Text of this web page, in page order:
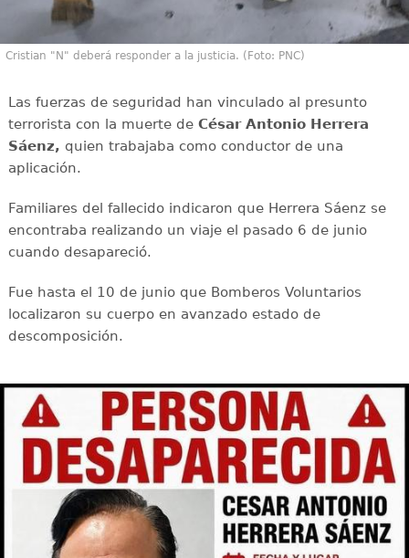
Cristian "N" deberá responder a la justicia. (Foto: PNC)
Las fuerzas de seguridad han vinculado al presunto
terrorista con la muerte de César Antonio Herrera
Sáenz, quien trabajaba como conductor de una
aplicación.
Familiares del fallecido indicaron que Herrera Sáenz se
encontraba realizando un viaje el pasado 6 de junio
cuando desapareció.
Fue hasta el 10 de junio que Bomberos Voluntarios
localizaron su cuerpo en avanzado estado de
descomposición.